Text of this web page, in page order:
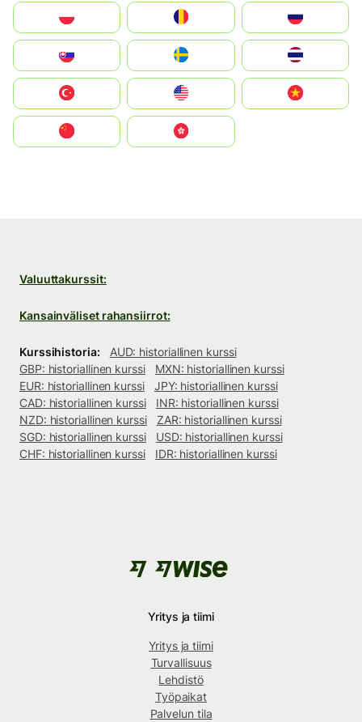
United States
中國香港特別行政區
Valuuttakurssit:
Kansainväliset rahansiirrot:
Kurssihistoria:
AUD: historiallinen kurssi
GBP: historiallinen kurssi
MXN: historiallinen kurssi
EUR: historiallinen kurssi
JPY: historiallinen kurssi
CAD: historiallinen kurssi
INR: historiallinen kurssi
NZD: historiallinen kurssi
ZAR: historiallinen kurssi
SGD: historiallinen kurssi
USD: historiallinen kurssi
CHF: historiallinen kurssi
IDR: historiallinen kurssi
Yritys ja tiimi
Yritys ja tiimi
Turvallisuus
Lehdistö
Työpaikat
Palvelun tila